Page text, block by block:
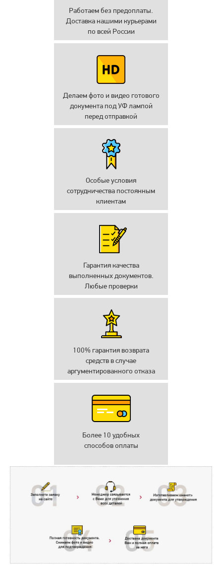
Работаем без предоплаты.
Доставка нашими курьерами
по всей России
Делаем фото и видео готового
документа под УФ лампой
перед отправкой
Особые условия
сотрудничества постоянным
клиентам
Гарантия качества
выполненных документов.
Любые проверки
100% гарантия возврата
средств в случае
аргументированного отказа
Более 10 удобных
способов оплаты